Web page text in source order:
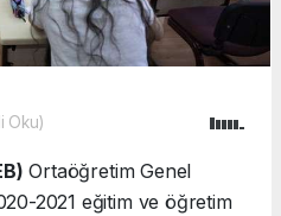
Oku)
Ortaöğretim Genel
2021 eğitim ve öğretim